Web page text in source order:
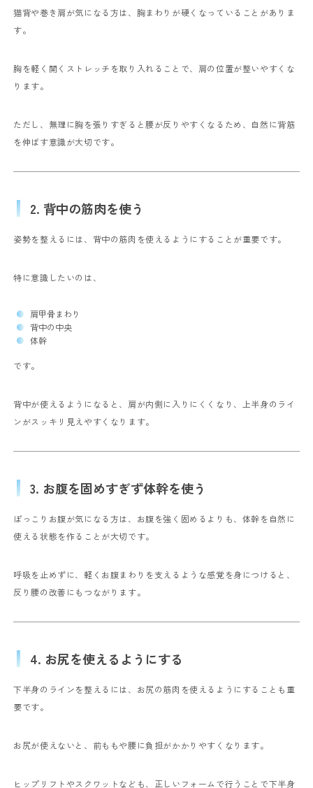
猫背や巻き肩が気になる方は、胸まわりが硬くなっていることがありま
す。
胸を軽く開くストレッチを取り入れることで、肩の位置が整いやすくな
ります。
ただし、無理に胸を張りすぎると腰が反りやすくなるため、自然に背筋
を伸ばす意識が大切です。
2. 背中の筋肉を使う
姿勢を整えるには、背中の筋肉を使えるようにすることが重要です。
特に意識したいのは、
肩甲骨まわり
背中の中央
体幹
です。
背中が使えるようになると、肩が内側に入りにくくなり、上半身のライ
ンがスッキリ見えやすくなります。
3. お腹を固めすぎず体幹を使う
ぽっこりお腹が気になる方は、お腹を強く固めるよりも、体幹を自然に
使える状態を作ることが大切です。
呼吸を止めずに、軽くお腹まわりを支えるような感覚を身につけると、
反り腰の改善にもつながります。
4. お尻を使えるようにする
下半身のラインを整えるには、お尻の筋肉を使えるようにすることも重
要です。
お尻が使えないと、前ももや腰に負担がかかりやすくなります。
ヒップリフトやスクワットなども、正しいフォームで行うことで下半身